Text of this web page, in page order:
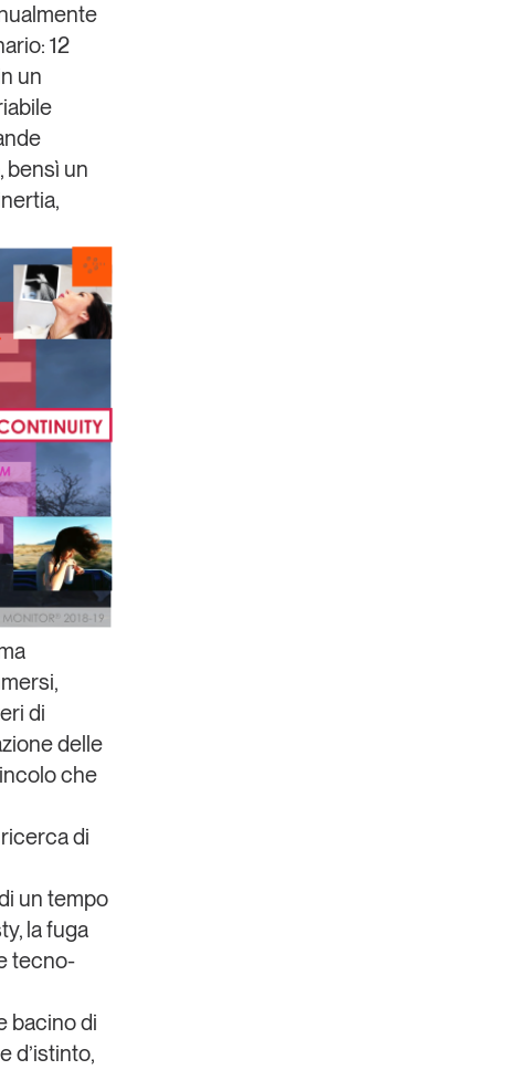
: 12
un
bensì un
,
di
delle
che
di
un tempo
la fuga
tecno-
bacino di
d’istinto,